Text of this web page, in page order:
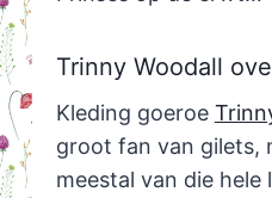
Trinny Woodall
Kleding goeroe
groot fan van gilets,
meestal van die hele